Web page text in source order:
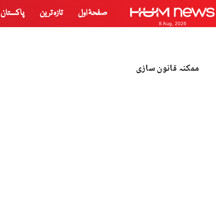
8 Aug, 2026
صفحۂ اول تازہ ترین پاکستان
ممکنہ قانون سازی